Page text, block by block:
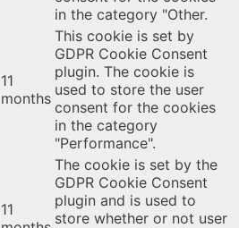
in the category "Other.
11
months
This cookie is set by
GDPR Cookie Consent
plugin. The cookie is
used to store the user
consent for the cookies
in the category
"Performance".
11
The cookie is set by the
GDPR Cookie Consent
plugin and is used to
store whether or not user